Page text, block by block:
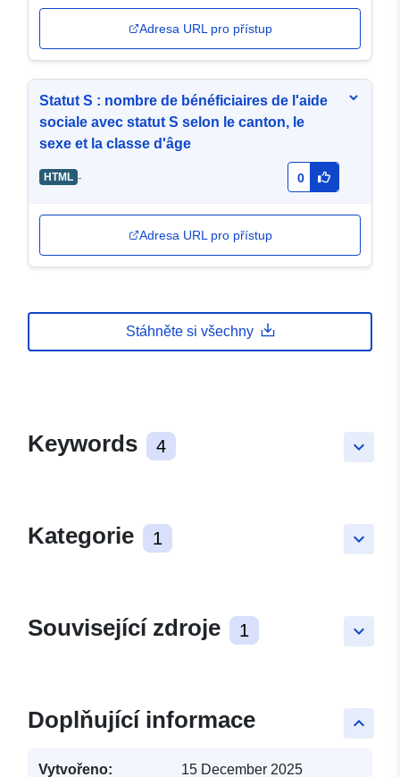
Adresa URL pro přístup
Statut S : nombre de bénéficiaires de l'aide
sociale avec statut S selon le canton, le
sexe et la classe d'âge
HTML - 0
Adresa URL pro přístup
Stáhněte si všechny
keyboard_arrow_down
Keywords 4
keyboard_arrow_down
Kategorie 1
keyboard_arrow_down
Související zdroje 1
keyboard_arrow_up
Doplňující informace
Vytvořeno: 15 December 2025